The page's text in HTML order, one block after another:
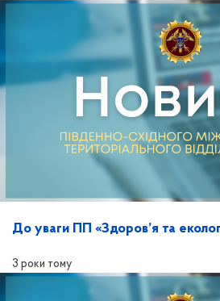
До уваги ПП «Здоров’я та
3 роки тому